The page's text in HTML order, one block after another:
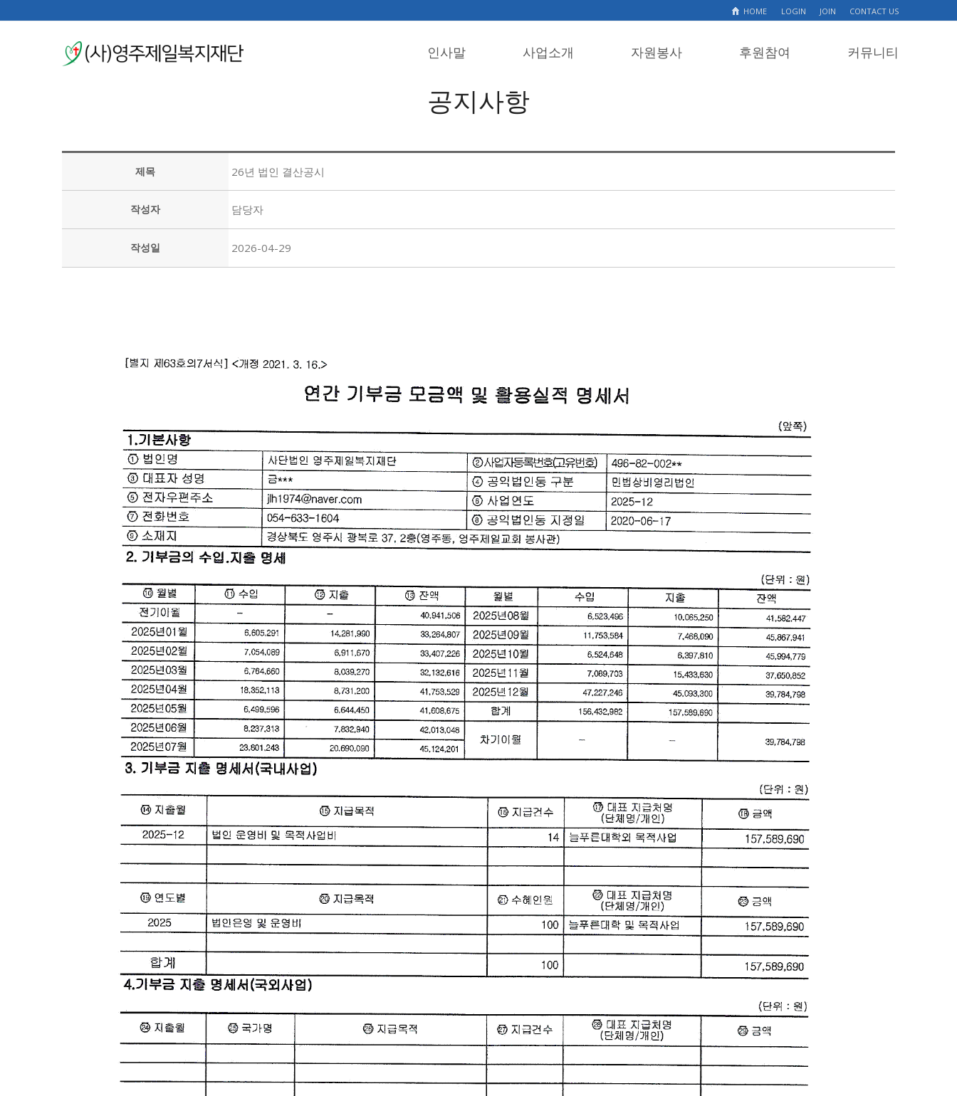
HOME LOGIN JOIN CONTACT US
인사말 사업소개 자원봉사 후원참여 커뮤니티
공지사항
제목 26년 법인 결산공시
작성자 담당자
작성일 2026-04-29